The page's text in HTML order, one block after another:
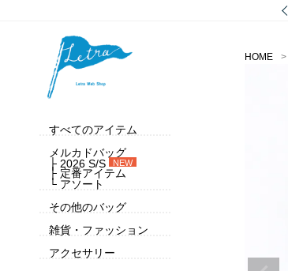
すべてのアイテム
メルカドバッグ
├ 2026 S/S
NEW
├ 定番アイテム
└ アソート
その他のバッグ
雑貨・ファッション
アクセサリー
HOME